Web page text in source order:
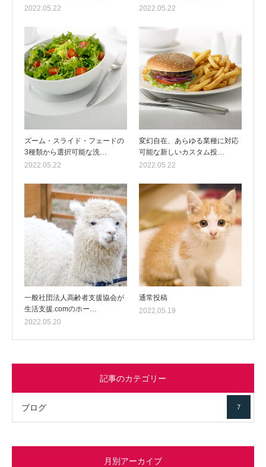
2022.05.22
2022.05.22
ズーム・スライド・フェードの
3種類から選択可能な洗…
2022.05.22
変幻自在、あらゆる業種に対応
可能な新しいカスタム投…
2022.05.22
一般社団法人高齢者支援協会が
生活支援.comのホー…
2022.05.20
通常投稿
2022.05.19
記事のカテゴリー
ブログ 7
月別アーカイブ